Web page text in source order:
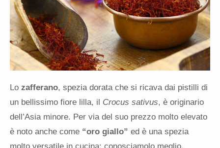
Lo zafferano, spezia dorata che si ricava dai pistilli di
un bellissimo fiore lilla, il Crocus sativus, è originario
dell’Asia minore. Per via del suo prezzo molto elevato
è noto anche come “oro giallo” ed è una spezia